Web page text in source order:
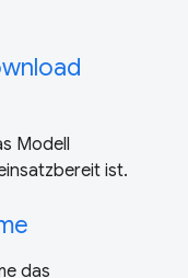
Modell
ist.
das